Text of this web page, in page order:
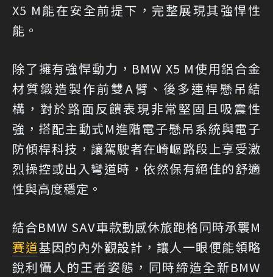
X5 M能在安全前提下，完整展現其強悍性
能。
除了擁有強悍動力，BMW X5 M使用鋁合金
材質鍛造製作前雙A臂、後多連桿懸吊結
構，對於路面反饋表現非常堅固且吸震性
強，搭配主動式M進階電子懸吊系統與電子
防傾桿科技，讓駕駛者在崎嶇路段上享受激
烈操控或出入彎道時，依然保有絕佳的舒適
性與高度穩定。
結合BMW SAV車款動感休旅跑格同時承襲M
賽道基因的內外觀設計，讓人一眼便能領略
銳利懾人的王者姿態，同時締造全新BMW